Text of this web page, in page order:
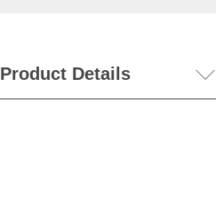
Product Details